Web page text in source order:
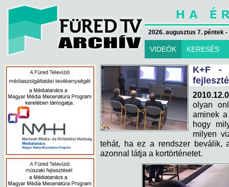
2026. augusztus 7. péntek
VIDEÓK KERESÉS
K+F -
olyan
aminek
hogy
milyen
tehát, ha ez a rendszer beválik,
azonnal látja a kortörténetet.